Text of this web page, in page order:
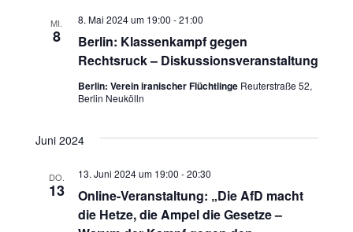
MI.
8
Berlin: Klassenkampf gegen
Rechtsruck – Diskussionsveranstaltung
8. Mai 2024 um 19:00 -21:00
Berlin: Verein iranischer Flüchtlinge Reuterstraße 52,
Berlin Neukölln
Juni 2024
DO.
13
Online-Veranstaltung: „Die AfD macht
die Hetze, die Ampel die Gesetze –
13. Juni 2024 um 19:00 -20:30